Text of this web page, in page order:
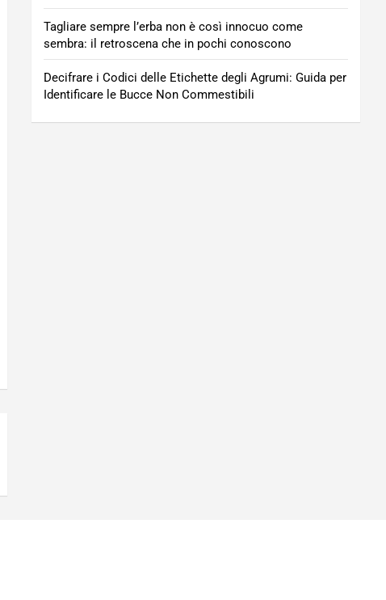
Tagliare sempre l’erba non è così innocuo come
sembra: il retroscena che in pochi conoscono
Decifrare i Codici delle Etichette degli Agrumi: Guida per
Identificare le Bucce Non Commestibili